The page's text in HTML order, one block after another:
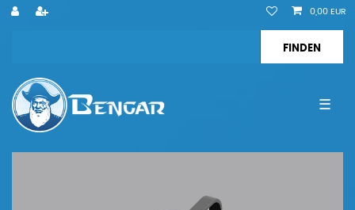
0,00 EUR
☰